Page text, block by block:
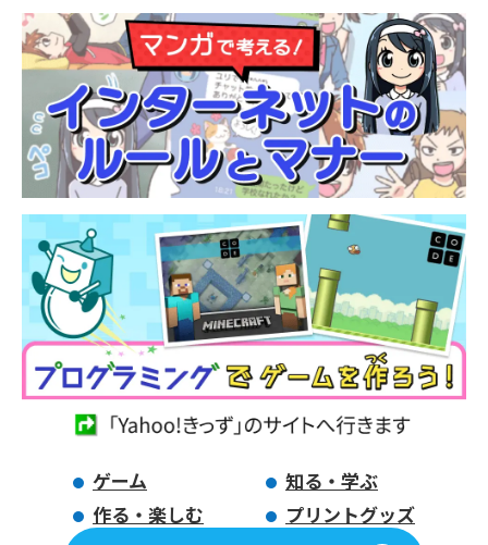
ゲーム
知る・学ぶ
作る・楽しむ
プリントグッズ